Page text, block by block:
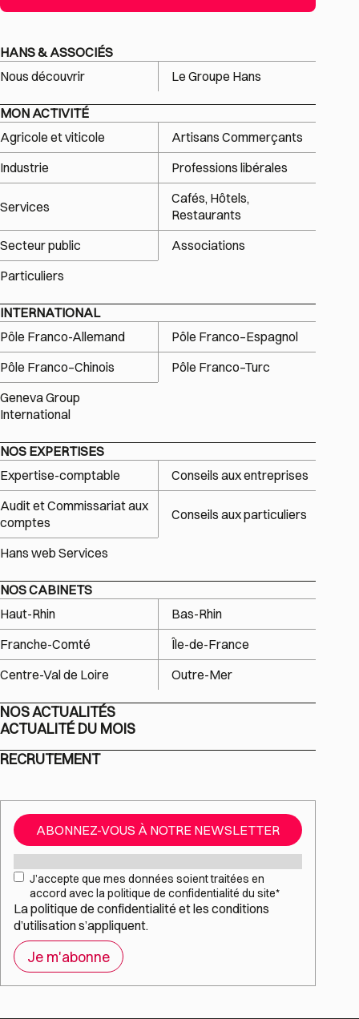
HANS & ASSOCIÉS
Nous découvrir
Le Groupe Hans
MON ACTIVITÉ
Agricole et viticole
Artisans Commerçants
Industrie
Professions libérales
Services
Cafés, Hôtels,
Restaurants
Secteur public
Associations
Particuliers
INTERNATIONAL
Pôle Franco-Allemand
Pôle Franco–Espagnol
Pôle Franco–Chinois
Pôle Franco–Turc
Geneva Group
International
NOS EXPERTISES
Expertise-comptable
Conseils aux entreprises
Audit et Commissariat aux
comptes
Conseils aux particuliers
Hans web Services
NOS CABINETS
Haut-Rhin
Bas-Rhin
Franche-Comté
Île-de-France
Centre-Val de Loire
Outre-Mer
NOS ACTUALITÉS
ACTUALITÉ DU MOIS
RECRUTEMENT
ABONNEZ-VOUS À NOTRE NEWSLETTER
RGPD*
J’accepte que mes données soient traitées en
accord avec la politique de confidentialité du site*
Lapolitique de confidentialité et les conditions
d’utilisations’appliquent.